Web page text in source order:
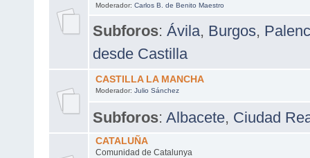
Moderador: Carlos B. de Benito Maestro
Subforos: Ávila, Burgos,
desde Castilla
CASTILLA LA MANCHA
Moderador: Julio Sánchez
Subforos: Albacete, Ciudad
CATALUÑA
Comunidad de Catalunya